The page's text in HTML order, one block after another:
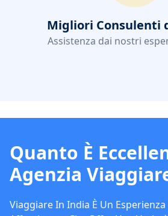
Migliori Consulenti
Assistenza dai nostri
Quanto È
Agenzia
Viaggiare In India È Un Esperienza